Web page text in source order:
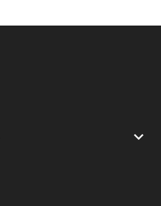
keyboard_arrow_down